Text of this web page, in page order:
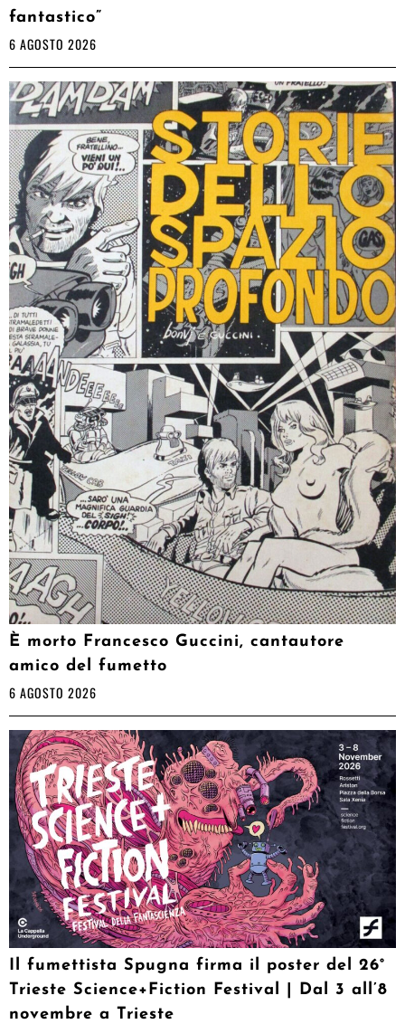
fantastico”
6 AGOSTO 2026
È morto Francesco Guccini, cantautore
amico del fumetto
6 AGOSTO 2026
Il fumettista Spugna firma il poster del 26°
Trieste Science+Fiction Festival | Dal 3 all’8
novembre a Trieste